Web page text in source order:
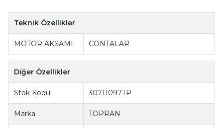
Teknik Özellikler
MOTOR AKSAMI CONTALAR
Diğer Özellikler
Stok Kodu 30711097TP
Marka TOPRAN